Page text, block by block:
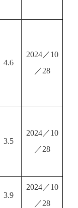
4.6
2024／10
／28
3.5
2024／10
／28
3.9
2024／10
／28